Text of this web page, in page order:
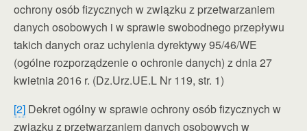
ochrony osób fizycznych w związku z przetwarzaniem
danych osobowych i w sprawie swobodnego przepływu
takich danych oraz uchylenia dyrektywy 95/46/WE
(ogólne rozporządzenie o ochronie danych) z dnia 27
kwietnia 2016 r. (Dz.Urz.UE.L Nr 119, str. 1)
[2] Dekret ogólny w sprawie ochrony osób fizycznych w
związku z przetwarzaniem danych osobowych w